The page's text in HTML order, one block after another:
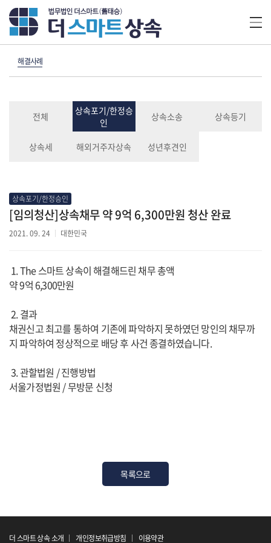
해결사례
전체
상속포기/한정승
인
상속소송 상속등기
상속세 해외거주자상속 성년후견인
상속포기/한정승인
[임의청산]상속채무 약 9억 6,300만원 청산 완료
2021. 09. 24 대한민국
1. The 스마트 상속이 해결해드린 채무 총액
약 9억 6,300만원
2. 결과
채권신고 최고를 통하여 기존에 파악하지 못하였던 망인의 채무까
지 파악하여 정상적으로 배당 후 사건 종결하였습니다.
3. 관할법원 / 진행방법
서울가정법원 / 무방문 신청
목록으로
더 스마트 상속 소개 개인정보취급방침 이용약관